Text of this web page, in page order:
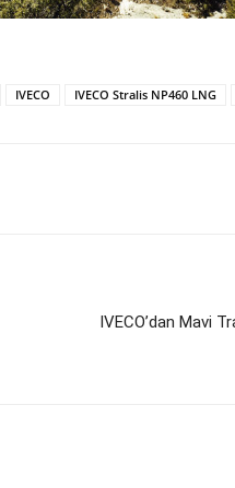
IVECO IVECO Stralis NP460 LNG
IVECO’dan Mavi